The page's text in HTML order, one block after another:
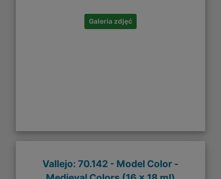
Galeria zdjęć
Vallejo: 70.142 - Model Color -